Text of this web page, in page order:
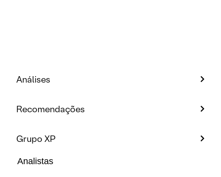
Análises
Recomendações
Grupo XP
Analistas